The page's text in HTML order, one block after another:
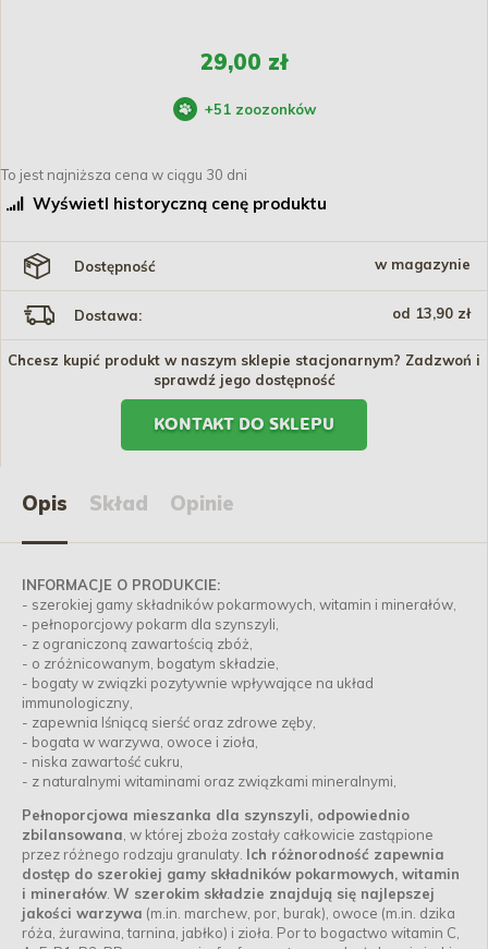
29,00 zł
+51 zoozonków
To jest najniższa cena w ciągu 30 dni
Wyświetl historyczną cenę produktu
Dostępność w magazynie
Dostawa: od 13,90 zł
Chcesz kupić produkt w naszym sklepie stacjonarnym? Zadzwoń i
sprawdź jego dostępność
KONTAKT DO SKLEPU
Opis Skład Opinie
INFORMACJE O PRODUKCIE:
- szerokiej gamy składników pokarmowych, witamin i minerałów,
- pełnoporcjowy pokarm dla szynszyli,
- z ograniczoną zawartością zbóż,
- o zróżnicowanym, bogatym składzie,
- bogaty w związki pozytywnie wpływające na układ
immunologiczny,
- zapewnia lśniącą sierść oraz zdrowe zęby,
- bogata w warzywa, owoce i zioła,
- niska zawartość cukru,
- z naturalnymi witaminami oraz związkami mineralnymi,
Pełnoporcjowa mieszanka dla szynszyli, odpowiednio
zbilansowana , w której zboża zostały całkowicie zastąpione
przez różnego rodzaju granulaty. Ich różnorodność zapewnia
dostęp do szerokiej gamy składników pokarmowych, witamin
i minerałów W szerokim składzie znajdują się najlepszej
jakości warzywa (m.in. marchew, por, burak), owoce (m.in. dzika
róża, żurawina, tarnina, jabłko) i zioła. Por to bogactwo witamin C,